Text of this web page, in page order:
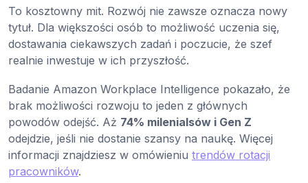
To kosztowny mit. Rozwój nie zawsze oznacza nowy
tytuł. Dla większości osób to możliwość uczenia się,
dostawania ciekawszych zadań i poczucie, że szef
realnie inwestuje w ich przyszłość.
Badanie Amazon Workplace Intelligence pokazało, że
brak możliwości rozwoju to jeden z głównych
powodów odejść. Aż 74% milenialsów i Gen Z
odejdzie, jeśli nie dostanie szansy na naukę. Więcej
informacji znajdziesz w omówieniu trendów rotacji
pracowników.